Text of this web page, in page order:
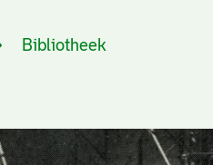
Bibliotheek